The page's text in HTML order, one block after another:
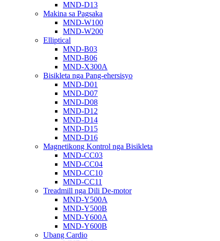
MND-D13
Makina sa Pagsaka
MND-W100
MND-W200
Elliptical
MND-B03
MND-B06
MND-X300A
Bisikleta nga Pang-ehersisyo
MND-D01
MND-D07
MND-D08
MND-D12
MND-D14
MND-D15
MND-D16
Magnetikong Kontrol nga Bisikleta
MND-CC03
MND-CC04
MND-CC10
MND-CC11
Treadmill nga Dili De-motor
MND-Y500A
MND-Y500B
MND-Y600A
MND-Y600B
Ubang Cardio